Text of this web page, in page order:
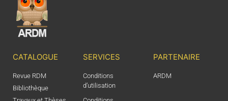
CATALOGUE
Revue RDM
Bibliothèque
SERVICES
Conditions
d’utilisation
PARTENAIRE
ARDM